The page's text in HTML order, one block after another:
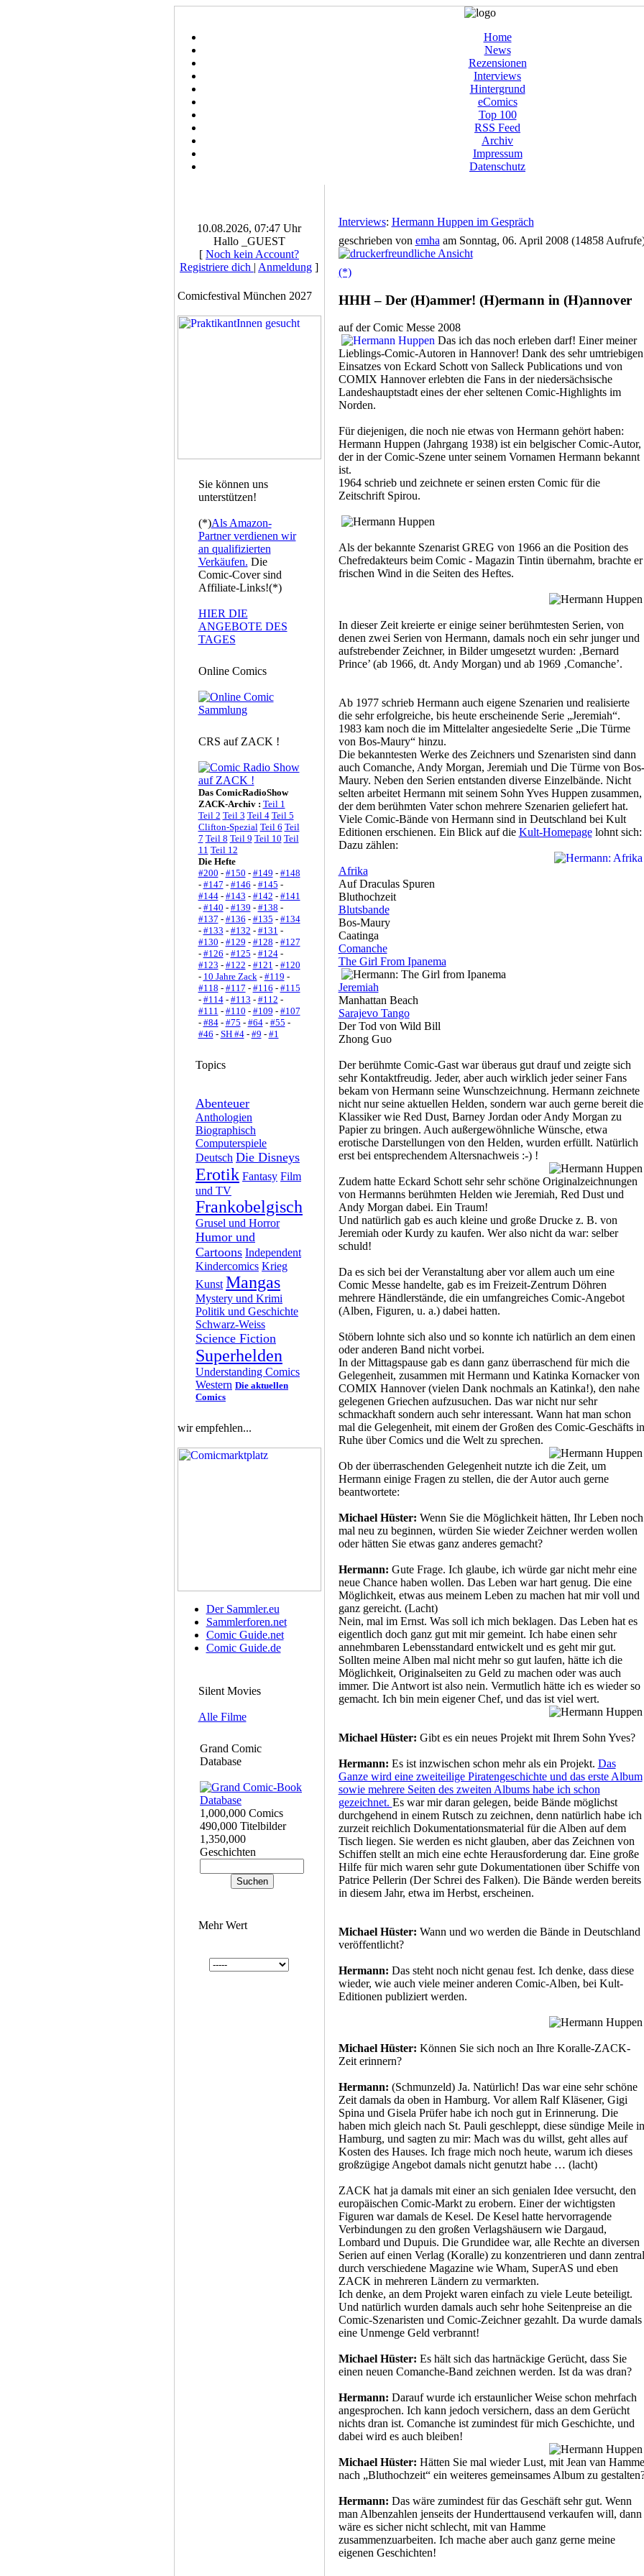
Home
News
Rezensionen
Interviews
Hintergrund
eComics
Top 100
RSS Feed
Archiv
Impressum
Datenschutz
10.08.2026, 07:47 Uhr
Hallo _GUEST
[ Noch kein Account?
Registriere dich | Anmeldung ]
Comicfestival München 2027
Sie können uns
unterstützen!
(*)Als Amazon-
Partner verdienen wir
an qualifizierten
Verkäufen. Die
Comic-Cover sind
Affiliate-Links!(*)
HIER DIE
ANGEBOTE DES
TAGES
Online Comics
CRS auf ZACK !
Das ComicRadioShow
ZACK-Archiv : Teil 1
Teil 2 Teil 3 Teil 4 Teil 5
Clifton-Spezial Teil 6 Teil
7 Teil 8 Teil 9 Teil 10 Teil
11 Teil 12
Die Hefte
#200 - #150 - #149 - #148
- #147 - #146 - #145 -
#144- #143 - #142 - #141
- #140 - #139 - #138 -
#137 - #136 - #135 - #134
- #133 - #132 - #131 -
#130 - #129 - #128 - #127
- #126 - #125 - #124-
#123 - #122 - #121 - #120
- 10 Jahre Zack- #119 -
#118 - #117 - #116 - #115
- #114- #113 - #112 -
#111 - #110 - #109 - #107
- #84- #75 - #64- #55 -
#46 - SH #4- #9 - #1
Topics
Abenteuer
Anthologien
Biographisch
Computerspiele
Deutsch Die Disneys
Erotik Fantasy Film
und TV
Frankobelgisch
Grusel und Horror
Humor und
Cartoons Independent
Kindercomics Krieg
Kunst Mangas
Mystery und Krimi
Politik und Geschichte
Schwarz-Weiss
Science Fiction
Superhelden
Understanding Comics
Western Die aktuellen
Comics
wir empfehlen...
Der Sammler.eu
Sammlerforen.net
Comic Guide.net
Comic Guide.de
Silent Movies
Alle Filme
Grand Comic
Database
1,000,000 Comics
490,000 Titelbilder
1,350,000
Geschichten
Mehr Wert
Interviews: Hermann Huppen im Gespräch
geschrieben von emha am Sonntag, 06. April 2008 (14858
(*)
HHH – Der (H)ammer! (H)ermann in (H)annover
auf der Comic Messe 2008
Das ich das noch erleben darf! Einer meiner
Lieblings-Comic-Autoren in Hannover! Dank des sehr umtriebigen
Einsatzes von Eckard Schott von Salleck Publications und von
COMIX Hannover erlebten die Fans in der niedersächsische
Landeshauptstadt eines der eher seltenen Comic-Highlights im
Norden.
Für diejenigen, die noch nie etwas von Hermann gehört haben:
Hermann Huppen (Jahrgang 1938) ist ein belgischer Comic-Autor,
der in der Comic-Szene unter seinem Vornamen Hermann bekannt
ist.
1964 schrieb und zeichnete er seinen ersten Comic für die
Zeitschrift Spirou.
Als der bekannte Szenarist GREG von 1966 an die Position des
Chefredakteurs beim Comic - Magazin Tintin übernahm, brachte er
frischen Wind in die Seiten des Heftes.
In dieser Zeit kreierte er einige seiner berühmtesten Serien, von
denen zwei Serien von Hermann, damals noch ein sehr junger und
aufstrebender Zeichner, in Bilder umgesetzt wurden: ‚Bernard
Prince’ (ab 1966, dt. Andy Morgan) und ab 1969 ‚Comanche’.
Ab 1977 schrieb Hermann auch eigene Szenarien und realisierte
die sehr erfolgreiche, bis heute erscheinende Serie „Jeremiah“.
1983 kam noch die im Mittelalter angesiedelte Serie „Die Türme
von Bos-Maury“ hinzu.
Die bekanntesten Werke des Zeichners und Szenaristen sind dann
auch Comanche, Andy Morgan, Jeremiah und Die Türme von Bos-
Maury. Neben den Serien entstanden diverse Einzelbände. Nicht
selten arbeitet Hermann mit seinem Sohn Yves Huppen zusammen,
der dem berühmten Vater schon mehrere Szenarien geliefert hat.
Viele Comic-Bände von Hermann sind in Deutschland bei Kult
Editionen erschienen. Ein Blick auf die Kult-Homepagelohnt sich:
Dazu zählen:
Afrika
Auf Draculas Spuren
Bluthochzeit
Blutsbande
Bos-Maury
Caatinga
Comanche
The Girl From Ipanema
Jeremiah
Manhattan Beach
Sarajevo Tango
Der Tod von Wild Bill
Zhong Guo
Der berühmte Comic-Gast war überaus gut drauf und zeigte sich
sehr Kontaktfreudig. Jeder, aber auch wirklich jeder seiner Fans
bekam von Hermann seine Wunschzeichnung. Hermann zeichnete
nicht nur seine aktuellen Helden, sondern war auch gerne bereit die
Klassiker wie Red Dust, Barney Jordan oder Andy Morgan zu
Papier zu bringen. Auch außergewöhnliche Wünsche, etwa
erotische Darstellungen von den Helden, wurden erfüllt. Natürlich
erst bei entsprechendem Altersnachweis :-) !
Zudem hatte Eckard Schott sehr sehr schöne Originalzeichnungen
von Hermanns berühmten Helden wie Jeremiah, Red Dust und
Andy Morgan dabei. Ein Traum!
Und natürlich gab es auch kleine und große Drucke z. B. von
Jeremiah oder Kurdy zu kaufen. Wer also nicht da war: selber
schuld!
Da es sich bei der Veranstaltung aber vor allem auch um eine
Comic Messe handelte, gab es im Freizeit-Zentrum Döhren
mehrere Händlerstände, die ein umfangreiches Comic-Angebot
(Alben, Figuren, u. a.) dabei hatten.
Stöbern lohnte sich also und so konnte ich natürlich an dem einen
oder anderen Band nicht vorbei.
In der Mittagspause gab es dann ganz überraschend für mich die
Gelegenheit, zusammen mit Hermann und Katinka Kornacker von
COMIX Hannover (vielen Dank nochmals an Katinka!), den nahe
gelegenen Griechen aufzusuchen. Das war nicht nur sehr
schmackhaft sondern auch sehr interessant. Wann hat man schon
mal die Gelegenheit, mit einem der Großen des Comic-Geschäfts in
Ruhe über Comics und die Welt zu sprechen.
Ob der überraschenden Gelegenheit nutzte ich die Zeit, um
Hermann einige Fragen zu stellen, die der Autor auch gerne
beantwortete:
Michael Hüster: Wenn Sie die Möglichkeit hätten, Ihr Leben noch
mal neu zu beginnen, würden Sie wieder Zeichner werden wollen
oder hätten Sie etwas ganz anderes gemacht?
Hermann: Gute Frage. Ich glaube, ich würde gar nicht mehr eine
neue Chance haben wollen. Das Leben war hart genug. Die eine
Möglichkeit, etwas aus meinem Leben zu machen hat mir voll und
ganz gereicht. (Lacht)
Nein, mal im Ernst. Was soll ich mich beklagen. Das Leben hat es
eigentlich doch ganz gut mit mir gemeint. Ich habe einen sehr
annehmbaren Lebensstandard entwickelt und es geht mir gut.
Sollten meine Alben mal nicht mehr so gut laufen, hätte ich die
Möglichkeit, Originalseiten zu Geld zu machen oder was auch
immer. Die Antwort ist also nein. Vermutlich hätte ich es wieder so
gemacht. Ich bin mein eigener Chef, und das ist viel wert.
Michael Hüster: Gibt es ein neues Projekt mit Ihrem Sohn Yves?
Hermann: Es ist inzwischen schon mehr als ein Projekt. Das
Ganze wird eine zweiteilige Piratengeschichte und das erste Album
sowie mehrere Seiten des zweiten Albums habe ich schon
gezeichnet. Es war mir daran gelegen, beide Bände möglichst
durchgehend in einem Rutsch zu zeichnen, denn natürlich habe ich
zurzeit reichlich Dokumentationsmaterial für die Alben auf dem
Tisch liegen. Sie werden es nicht glauben, aber das Zeichnen von
Schiffen stellt an mich eine echte Herausforderung dar. Eine große
Hilfe für mich waren sehr gute Dokumentationen über Schiffe von
Patrice Pellerin (Der Schrei des Falken). Die Bände werden bereits
in diesem Jahr, etwa im Herbst, erscheinen.
Michael Hüster: Wann und wo werden die Bände in Deutschland
veröffentlicht?
Hermann: Das steht noch nicht genau fest. Ich denke, dass diese
wieder, wie auch viele meiner anderen Comic-Alben, bei Kult-
Editionen publiziert werden.
Michael Hüster: Können Sie sich noch an Ihre Koralle-ZACK-
Zeit erinnern?
Hermann: (Schmunzeld) Ja. Natürlich! Das war eine sehr schöne
Zeit damals da oben in Hamburg. Vor allem Ralf Kläsener, Gigi
Spina und Gisela Prüfer habe ich noch gut in Erinnerung. Die
haben mich gleich nach St. Pauli geschleppt, diese sündige Meile in
Hamburg, und sagten zu mir: Mach was du willst, geht alles auf
Kosten des Hauses. Ich frage mich noch heute, warum ich dieses
großzügige Angebot damals nicht genutzt habe … (lacht)
ZACK hat ja damals mit einer an sich genialen Idee versucht, den
europäischen Comic-Markt zu erobern. Einer der wichtigsten
Figuren war damals de Kesel. De Kesel hatte hervorragende
Verbindungen zu den großen Verlagshäusern wie Dargaud,
Lombard und Dupuis. Die Grundidee war, alle Rechte an diversen
Serien auf einen Verlag (Koralle) zu konzentrieren und dann zentral
durch verschiedene Magazine wie Wham, SuperAS und eben
ZACK in mehreren Ländern zu vermarkten.
Ich denke, an dem Projekt waren einfach zu viele Leute beteiligt.
Und natürlich wurden damals auch sehr hohe Seitenpreise an die
Comic-Szenaristen und Comic-Zeichner gezahlt. Da wurde damals
eine Unmenge Geld verbrannt!
Michael Hüster: Es hält sich das hartnäckige Gerücht, dass Sie
einen neuen Comanche-Band zeichnen werden. Ist da was dran?
Hermann: Darauf wurde ich erstaunlicher Weise schon mehrfach
angesprochen. Ich kann jedoch versichern, dass an dem Gerücht
nichts dran ist. Comanche ist zumindest für mich Geschichte, und
dabei wird es auch bleiben!
Michael Hüster: Hätten Sie mal wieder Lust, mit Jean van Hamme
nach „Bluthochzeit“ ein weiteres gemeinsames Album zu
Hermann: Das wäre zumindest für das Geschäft sehr gut. Wenn
man Albenzahlen jenseits der Hunderttausend verkaufen will, dann
wäre es sicher nicht schlecht, mit van Hamme
zusammenzuarbeiten. Ich mache aber auch ganz gerne meine
eigenen Geschichten!